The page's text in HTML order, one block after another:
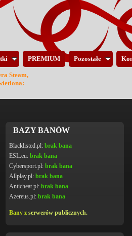
PREMIUM Pozostałe
Steam,
BAZY BANÓW
Blacklisted.pl: brak bana
ESL.eu: brak bana
Cybersport.pl: brak bana
Allplay.pl: brak bana
Anticheat.pl: brak bana
Azereus.pl: brak bana
Bany z serwerów publicznych.